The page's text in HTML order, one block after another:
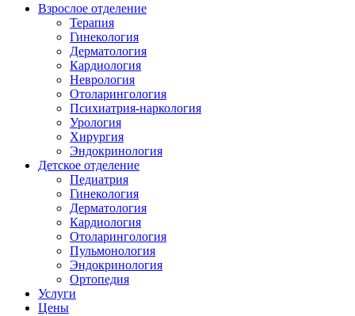
Взрослое отделение
Терапия
Гинекология
Дерматология
Кардиология
Неврология
Отоларингология
Психиатрия-наркология
Урология
Хирургия
Эндокринология
Детское отделение
Педиатрия
Гинекология
Дерматология
Кардиология
Отоларингология
Пульмонология
Эндокринология
Ортопедия
Услуги
Цены